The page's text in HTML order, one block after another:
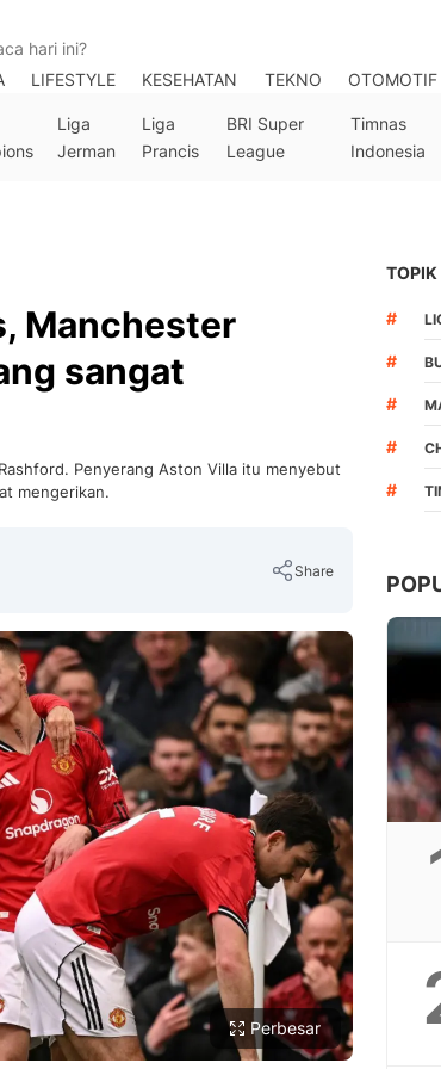
LIFESTYLE KESEHATAN TEKNO OTOMOTIF
Liga
Jerman
Liga
Prancis
BRI Super
League
Timnas
Indonesia
Manchester
sangat
Penyerang Aston Villa itu menyebut
mengerikan.
Share
Copy Link
Perbesar
TOPIK
#
#
#
#
#